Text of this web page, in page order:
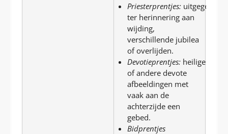
Priesterprentjes: uitgegeven
ter herinnering aan
wijding,
verschillende jubilea
of overlijden.
Devotieprentjes: heiligen-
of andere devote
afbeeldingen met
vaak aan de
achterzijde een
gebed.
Bidprentjes